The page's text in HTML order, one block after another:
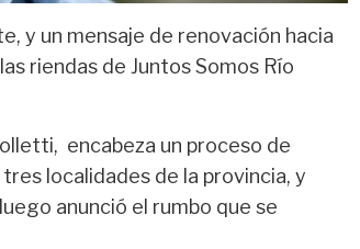
y un mensaje de renovación hacia
riendas de Juntos Somos Río
encabeza un proceso de
localidades de la provincia, y
anunció el rumbo que se